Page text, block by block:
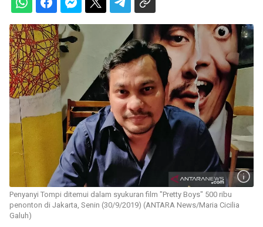
Penyanyi Tompi ditemui dalam syukuran film "Pretty Boys" 500 ribu
penonton di Jakarta, Senin (30/9/2019) (ANTARA News/Maria Cicilia
Galuh)